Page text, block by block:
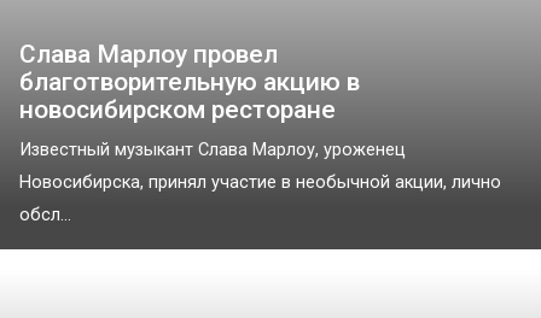
Слава Марлоу провел
благотворительную акцию в
новосибирском ресторане
Известный музыкант Слава Марлоу, уроженец
Новосибирска, принял участие в необычной акции, лично
обсл...